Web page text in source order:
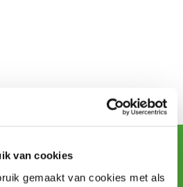
van cookies
gemaakt van cookies met als
Produkte und Tipps.